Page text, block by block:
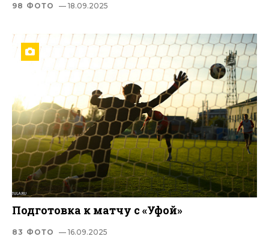
98 ФОТО — 18.09.2025
Подготовка к матчу с «Уфой»
83 ФОТО — 16.09.2025